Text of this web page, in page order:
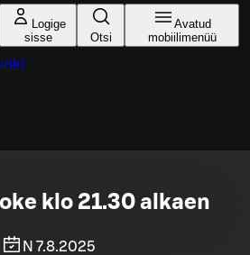
Logige
sisse
Otsi
Avatud
mobiilimenüü
klo 21.30 alkaen
N 7.8.2025